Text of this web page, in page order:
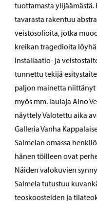
tuottamasta ylijäämästä.
tavarasta rakentuu
veistosolioita, jotka
kreikan tragedioita
Installaatio- ja
tunnettu tekijä
paljon mainetta niittänyt
myös mm. laulaja Aino
näyttely Valotettu aika
Galleria Vanha
Salmelan omassa
hänen töilleen ovat
Näiden valokuvien
Salmela tutustuu
teoskoosteiden ja